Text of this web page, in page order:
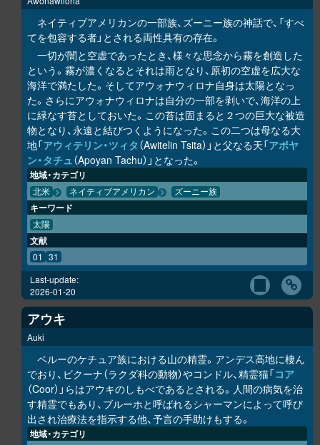
ネイティブアメリカンの一部族、ズーニー族の神話で、「すべ
てを包容する者」とされる両性具有の存在。
一切が闇と空虚であったとき、様々な思念から霧を創造した
という。霧が濃くなるとそれは雨となり、原初の空虚を広大な
海洋で満たした。そしてアウォナウィロナ自身は太陽となっ
た。さらにアウォナウィロナは自分の一部を剥いで、海洋の上
に緑なす苔としておいた。この苔は固まると２つの巨大な被造
物となり、永遠と結びつくようになった。この二つは母なる大
地「アウィテリン・ツィタ （Awitelin Tsita）」と父なる天「アポヤ
ン・タチュ（Apoyan Tachu）」となった。
地域・カテゴリ
北米 ネイティブアメリカン ズーニー族
キーワード
太陽
文献
01 31
Last-update:
2026-01-20
アウキ
Auki
ペルーのケチュア族における山の精霊。アンデス高地に棲ん
でおり、ビクーナ（ラクダ科の動物）やコンドル、精霊猫「コア
（Coor）」らはアウキのしもべであるとされる。人間の病気を治
す精霊でもあり、ブルーホと呼ばれるシャーマンによって呼び
出され治療法を指示する他、予言の手助けもする。
地域・カテゴリ